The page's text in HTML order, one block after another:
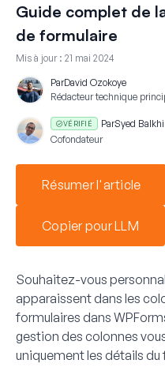
Guide complet de
de formulaire
Mis à jour : 21 mai 2024
ParDavid Ozokoye
Rédacteur technique
VÉRIFIÉ ParSyed Balkhi
Cofondateur
Résumer l'article
Copier pour LLM
Souhaitez-vous
apparaissent dans les
formulaires dans
gestion des colonnes
uniquement les détails